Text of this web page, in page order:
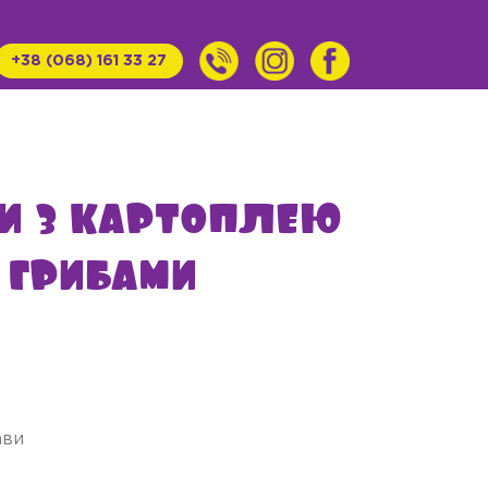
+38 (068) 161 33 27
з картоплею